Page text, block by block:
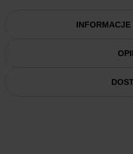
INFORMACJE